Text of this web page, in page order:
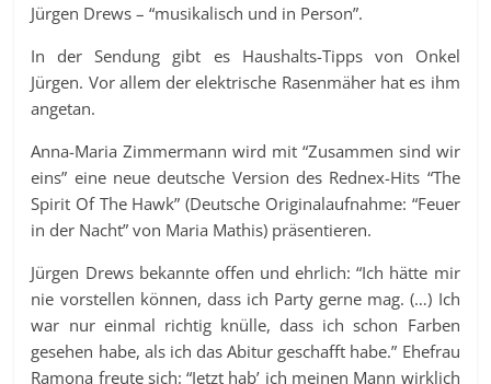
Jürgen Drews – “musikalisch und in Person”.
In der Sendung gibt es Haushalts-Tipps von Onkel
Jürgen. Vor allem der elektrische Rasenmäher hat es ihm
angetan.
Anna-Maria Zimmermann wird mit “Zusammen sind wir
eins” eine neue deutsche Version des Rednex-Hits “The
Spirit Of The Hawk” (Deutsche Originalaufnahme: “Feuer
in der Nacht” von Maria Mathis) präsentieren.
Jürgen Drews bekannte offen und ehrlich: “Ich hätte mir
nie vorstellen können, dass ich Party gerne mag. (…) Ich
war nur einmal richtig knülle, dass ich schon Farben
gesehen habe, als ich das Abitur geschafft habe.” Ehefrau
Ramona freute sich: “Jetzt hab’ ich meinen Mann wirklich